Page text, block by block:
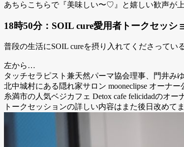
あちらこちらで『美味しい〜♡』と嬉しい歓声が
18時50分：SOIL cure愛用者トークセッシ
普段の生活にSOIL cureを摂り入れてくださって
左から…
タッチセラピスト兼天然パーマ協会理事、門井みゆ
北中城村にある隠れ家サロン mooneclipse オーナー
糸満市の人気ベジカフェ Detox cafe felicidadのオー
トークセッションの詳しい内容はまた後日改めて